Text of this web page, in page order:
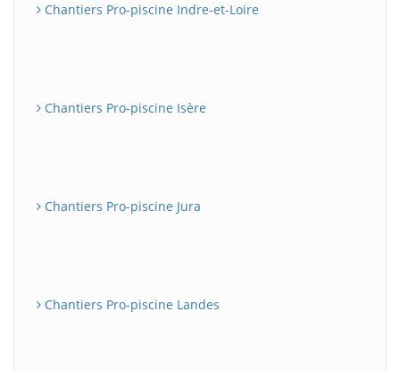
Chantiers Pro-piscine Indre-et-Loire
Chantiers Pro-piscine Isère
Chantiers Pro-piscine Jura
Chantiers Pro-piscine Landes